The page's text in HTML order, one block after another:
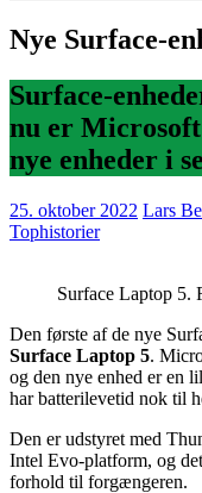
Nye Surface-
Surface-
nu er
nye enheder i
25. oktober 2022 Lars
Tophistorier
Surface Laptop 5.
Den første af de nye
Surface Laptop 5.
og den nye enhed er en
har batterilevetid nok til
Den er udstyret med
Intel Evo-platform, og
forhold til forgængeren.